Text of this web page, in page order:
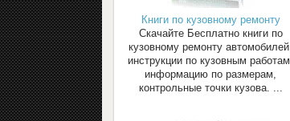
Книги по кузовному ремонту
Скачайте Бесплатно книги по
кузовному ремонту автомобилей,
инструкции по кузовным работам,
информацию по размерам,
контрольные точки кузова. ...